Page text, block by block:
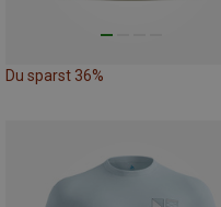
Du sparst 36%